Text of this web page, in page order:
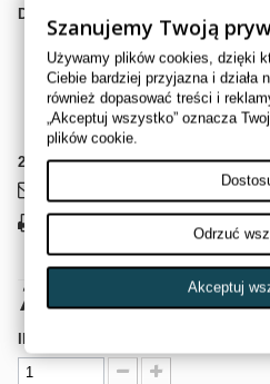
Dostępność:
WYSOKIEJ JAKOŚCI ZAMIENNIK
POLARIS RZR PRO R TURBO R -
POLARIS OEM#7082919 =
JAYPARTS SKU#JP0226
2
Przedmioty
799,00 złbrutto
Szanujemy Twoją
Używamy plików cookies, dzięki
Ciebie bardziej przyjazna i działa
również dopasować treści i
„Akceptuj wszystko” oznacza
plików cookie.
Odrzuć
Akceptuj